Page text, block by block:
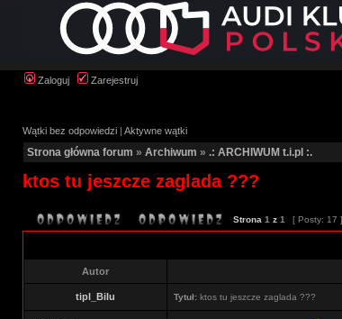
Zaloguj Zarejestruj
Wątki bez odpowiedzi | Aktywne wątki
Strona główna forum » Archiwum » .: ARCHIWUM t.i.pl :.
ktos tu jeszcze zaglada ???
Strona 1 z 1 [ Posty: 17 ]
Autor
tipl_Bilu Tytuł: ktos tu jeszcze zaglada ???